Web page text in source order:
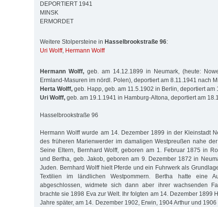
DEPORTIERT 1941
MINSK
ERMORDET
Weitere Stolpersteine in Hasselbrookstraße 96:
Uri Wolff, Hermann Wolff
Hermann Wolff, geb. am 14.12.1899 in Neumark, (heute:
Ermland-Masuren im nördl. Polen), deportiert am 8.11.1941 nach
Herta Wolff, geb. Happ, geb. am 11.5.1902 in Berlin, deportiert am
Uri Wolff, geb. am 19.1.1941 in Hamburg-Altona, deportiert am
Hasselbrookstraße 96
Hermann Wolff wurde am 14. Dezember 1899 in der Kleinstadt
des früheren Marienwerder im damaligen Westpreußen nahe
Seine Eltern, Bernhard Wolff, geboren am 1. Februar 1875 in
und Bertha, geb. Jakob, geboren am 9. Dezember 1872 in
Juden. Bernhard Wolff hielt Pferde und ein Fuhrwerk als
Textilien im ländlichen Westpommern. Bertha hatte eine
abgeschlossen, widmete sich dann aber ihrer wachsenden
brachte sie 1898 Eva zur Welt. Ihr folgten am 14. Dezember 1899
Jahre später, am 14. Dezember 1902, Erwin, 1904 Arthur und